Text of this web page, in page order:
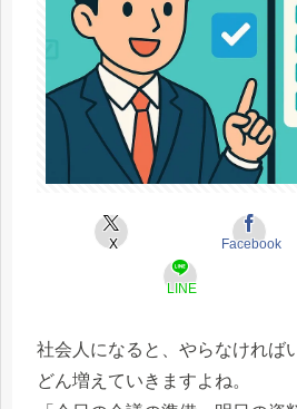
X Facebook
LINE
社会人になると、やらなければ
どん増えていきますよね。